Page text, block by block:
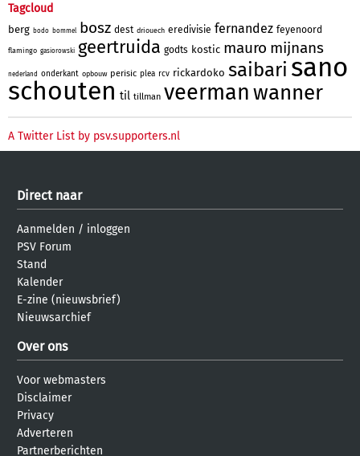
Tagcloud
berg bodo bommel bosz dest driouech eredivisie fernandez feyenoord
flamingo gasiorowski geertruida godts kostic mauro mijnans
nederland onderkant opbouw perisic plea rcv rickardoko saibari sano
schouten til tillman veermanwanner
A Twitter List by psv.supporters.nl
Direct naar
Aanmelden / inloggen
PSV Forum
Stand
Kalender
E-zine (nieuwsbrief)
Nieuwsarchief
Over ons
Voor webmasters
Disclaimer
Privacy
Adverteren
Partnerberichten